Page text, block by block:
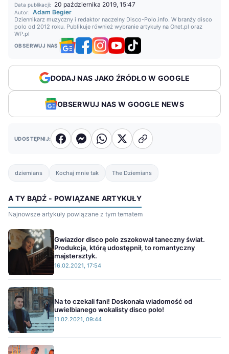
Data publikacji: 20 października 2019, 15:47
Autor: Adam Begier
Dziennikarz muzyczny i redaktor naczelny Disco-Polo.info. W branży disco
polo od 2012 roku. Publikuje również wybranie artykuły na Onet.pl oraz
WP.pl
OBSERWUJ NAS
DODAJ NAS JAKO ŹRÓDŁO W GOOGLE
OBSERWUJ NAS W GOOGLE NEWS
UDOSTĘPNIJ:
dziemians Kochaj mnie tak The Dziemians
A TY BĄDŹ - POWIĄZANE ARTYKUŁY
Najnowsze artykuły powiązane z tym tematem
Gwiazdor disco polo zszokował taneczny świat.
Produkcja, którą udostępnił, to romantyczny
majstersztyk.
16.02.2021, 17:54
Na to czekali fani! Doskonała wiadomość od
uwielbianego wokalisty disco polo!
11.02.2021, 09:44